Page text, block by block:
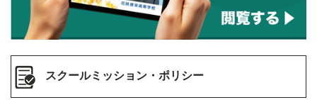
スクールミッション・ポリシー